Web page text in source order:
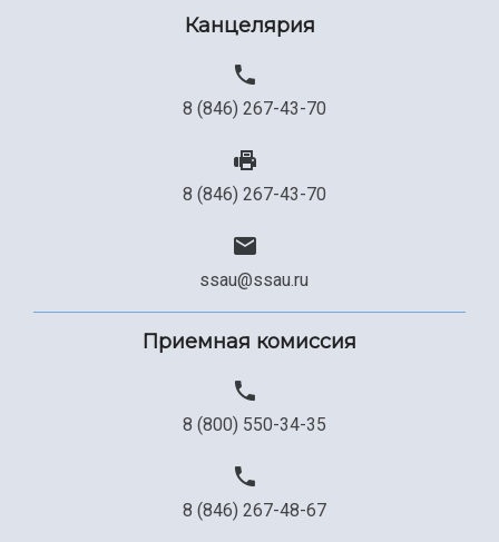
Канцелярия
8 (846) 267-43-70
8 (846) 267-43-70
ssau@ssau.ru
Приемная комиссия
8 (800) 550-34-35
8 (846) 267-48-67